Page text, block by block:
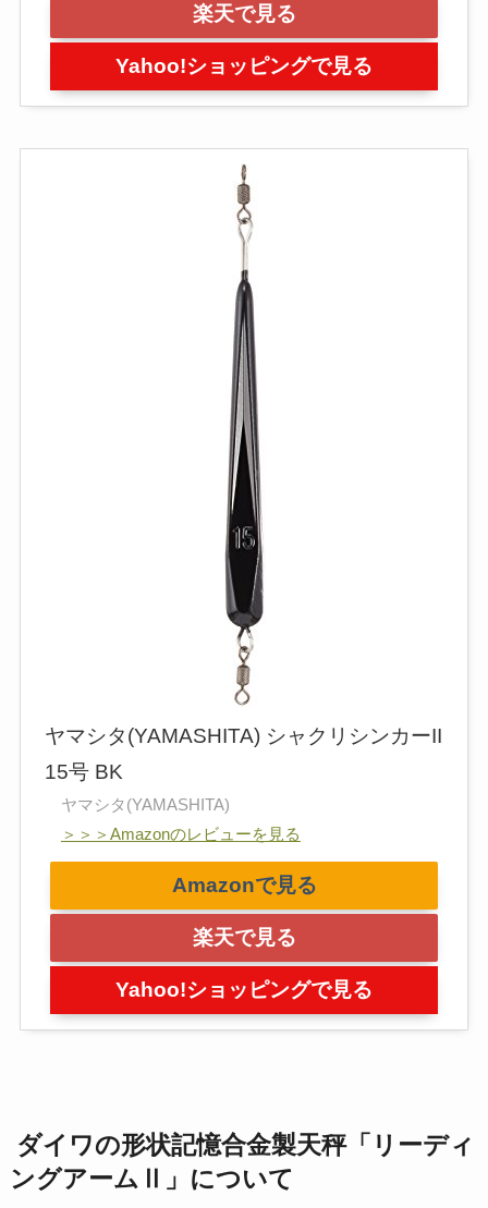
楽天で見る
Yahoo!ショッピングで見る
ヤマシタ(YAMASHITA) シャクリシンカーII
15号 BK
ヤマシタ(YAMASHITA)
＞＞＞Amazonのレビューを見る
Amazonで見る
楽天で見る
Yahoo!ショッピングで見る
ダイワの形状記憶合金製天秤「リーディ
ングアームⅡ」について